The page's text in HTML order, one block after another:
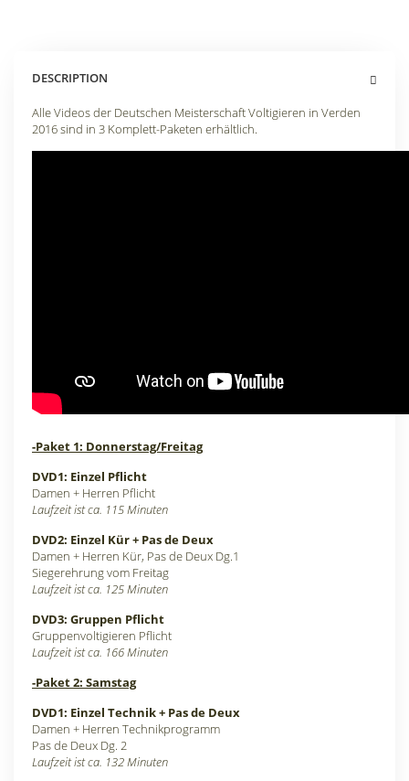
DESCRIPTION
Alle Videos der Deutschen Meisterschaft Voltigieren in Verden
2016 sind in 3 Komplett-Paketen erhältlich.
-Paket 1: Donnerstag/Freitag
DVD1: Einzel Pflicht
Damen + Herren Pflicht
Laufzeit ist ca. 115 Minuten
DVD2: Einzel Kür + Pas de Deux
Damen + Herren Kür, Pas de Deux Dg.1
Siegerehrung vom Freitag
Laufzeit ist ca. 125 Minuten
DVD3: Gruppen Pflicht
Gruppenvoltigieren Pflicht
Laufzeit ist ca. 166 Minuten
-Paket 2: Samstag
DVD1: Einzel Technik + Pas de Deux
Damen + Herren Technikprogramm
Pas de Deux Dg. 2
Laufzeit ist ca. 132 Minuten